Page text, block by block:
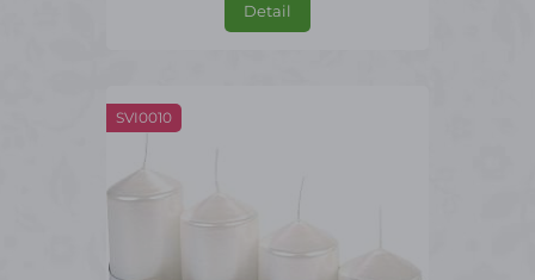
Detail
SVI0010